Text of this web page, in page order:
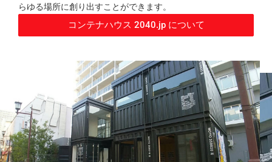
らゆる場所に創り出すことができます。
コンテナハウス 2040.jp について